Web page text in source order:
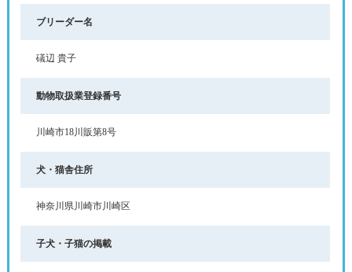
ブリーダー名
礒辺 貴子
動物取扱業登録番号
川崎市18川販第8号
犬・猫舎住所
神奈川県川崎市川崎区
子犬・子猫の掲載